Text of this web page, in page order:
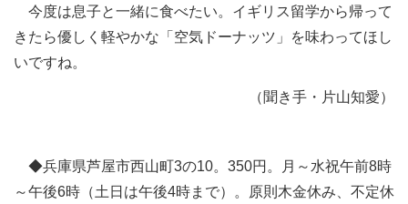
今度は息子と一緒に食べたい。イギリス留学から帰って
きたら優しく軽やかな「空気ドーナッツ」を味わってほし
いですね。
（聞き手・片山知愛）
◆兵庫県芦屋市西山町3の10。350円。月～水祝午前8時
～午後6時（土日は午後4時まで）。原則木金休み、不定休